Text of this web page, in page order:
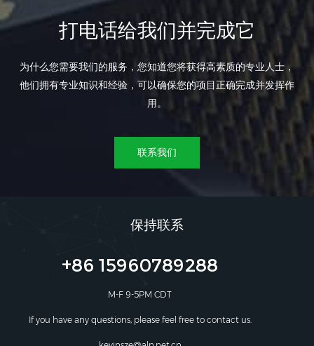
打电话给我们并完成它
为什么您需要我们的服务，您知道您将获得高素质的专业人士，
他们拥有专业知识和经验，可以确保您的项目正确完成并发挥作
用。
联系我们
保持联系
+86 15960789288
M-F 9-5PM CDT
If you have any questions, please feel free to contact us.